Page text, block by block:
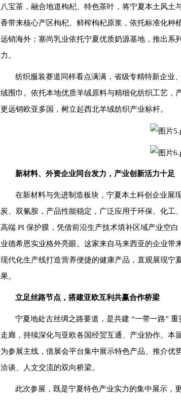
八宝茶，融合地道枸杞、特色茶叶，将宁夏本土风土
香带来核心产区枸杞、鲜榨枸杞原浆，依托标准化种
远销海外；塞尚乳业依托宁夏优质奶源基地，推出系
力。
纺织服装赛道同样看点满满，省级专精特新企业
绒围巾。依托本地优质羊绒原料与精细化纺织工艺，
更远销欧亚多国，树立起西北羊绒纺织产业标杆。
新材料、外资企业同台发力，产业创新活力十足
在新材料与先进制造板块，宁夏本土科创企业展
炭、双氰胺，产品性能稳定，广泛应用于环保、化工
高端 PI 保护膜，凭借前沿生产技术填补区域产业空
业德希恩实业格外亮眼。这家来自马来西亚的企业带
现代化生产线打造营养便捷的健康产品，直观展现宁
果。
立足丝路节点，搭建亚欧互利共赢合作桥梁
宁夏地处古丝绸之路要道，是共建 “一带一路”
走廊，持续深化与亚欧各国经贸互通、产业协作。本
为参展主线，借展会平台集中展示特色产品、推介优
洽谈、人文交流的双向桥梁。
此次参展，既是宁夏特色产业实力的集中展示，